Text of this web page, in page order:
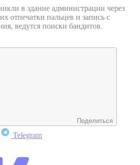
в здание администрации через
отпечатки пальцев и запись с
ведутся поиски бандитов.
Поделиться
Telegram